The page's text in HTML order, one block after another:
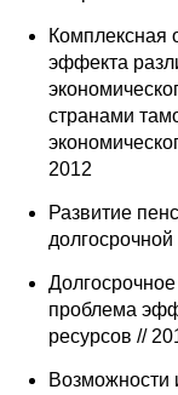
Комплексная
эффекта
странами
2012
Развитие
проблема
ресурсов //
Возможности